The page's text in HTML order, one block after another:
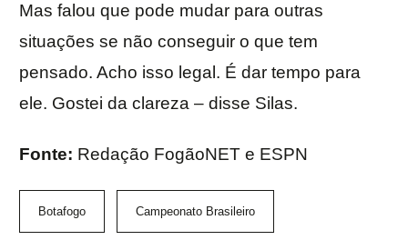
Mas falou que pode mudar para outras
situações se não conseguir o que tem
pensado. Acho isso legal. É dar tempo para
ele. Gostei da clareza – disse Silas.
Fonte: Redação FogãoNET e ESPN
Botafogo Campeonato Brasileiro